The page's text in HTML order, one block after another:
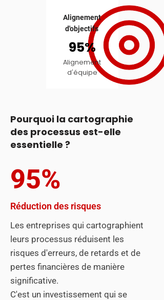
Alignement
d'objectifs
95%
Alignement
d'équipe
Pourquoi la cartographie
des processus est-elle
essentielle ?
95%
Réduction des risques
Les entreprises qui cartographient
leurs processus réduisent les
risques d'erreurs, de retards et de
pertes financières de manière
significative.
C'est un investissement qui se